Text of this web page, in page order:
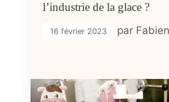
l’industrie de la glace ?
16 février 2023 par